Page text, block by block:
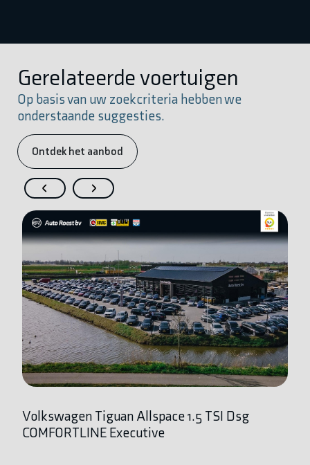
Gerelateerde voertuigen
Op basis van uw zoekcriteria hebben we
onderstaande suggesties.
Ontdek het aanbod
Volkswagen Tiguan Allspace 1.5 TSI Dsg
COMFORTLINE Executive